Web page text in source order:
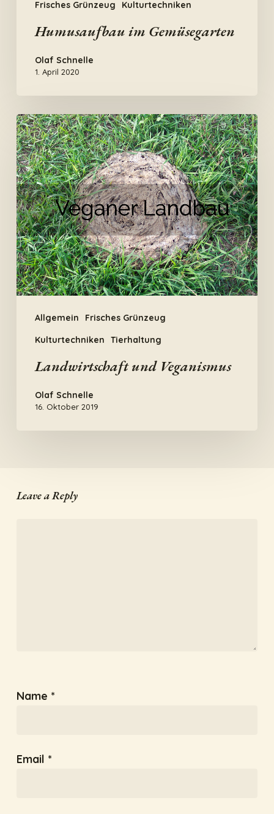
Frisches Grünzeug Kulturtechniken
Humusaufbau im Gemüsegarten
Olaf Schnelle
1. April 2020
Allgemein
Frisches Grünzeug
Kulturtechniken
Tierhaltung
Landwirtschaft
und
Veganismus
Landwirtschaft und Veganismus
Olaf Schnelle
16. Oktober 2019
Leave a Reply
Name *
Email *